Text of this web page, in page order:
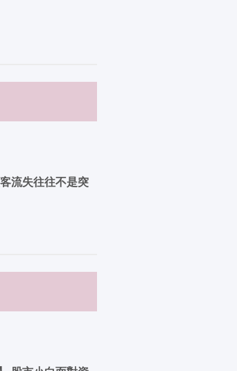
流失往往不是突